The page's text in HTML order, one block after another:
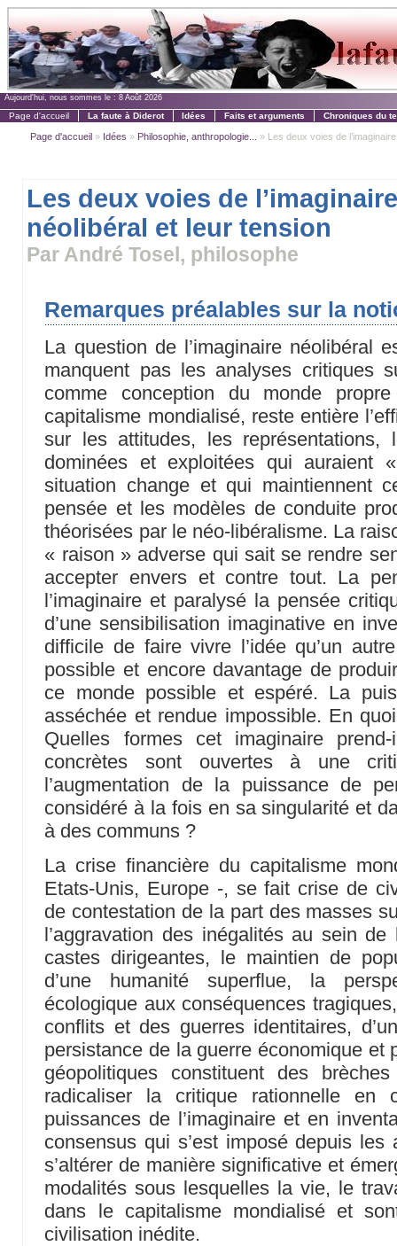
Aujourd'hui, nous sommes le : 8 Août 2026
Page d'accueil La faute à Diderot Idées Faits et arguments Chroniques du
Page d'accueil » Idées » Philosophie, anthropologie... » Les deux voies de
Les deux voies de
néolibéral et leur tension
Par André Tosel, philosophe
Remarques préalables sur la
La question de l’imaginaire néolibéral
manquent pas les analyses critiques
comme conception du monde
capitalisme mondialisé, reste entière
sur les attitudes, les représentations,
dominées et exploitées qui
situation change et qui maintiennent
pensée et les modèles de conduite
théorisées par le néo-libéralisme. La
« raison » adverse qui sait se rendre
accepter envers et contre tout. La
l’imaginaire et paralysé la pensée
d’une sensibilisation imaginative en
difficile de faire vivre l’idée qu’un
possible et encore davantage de
ce monde possible et espéré. La
asséchée et rendue impossible. En
Quelles formes cet imaginaire
concrètes sont ouvertes à une
l’augmentation de la puissance de
considéré à la fois en sa singularité et
à des communs ?
La crise financière du capitalisme
Etats-Unis, Europe -, se fait crise de
de contestation de la part des masses
l’aggravation des inégalités au sein
castes dirigeantes, le maintien de
d’une humanité superflue, la
écologique aux conséquences
conflits et des guerres identitaires,
persistance de la guerre économique et
géopolitiques constituent des
radicaliser la critique rationnelle en
puissances de l’imaginaire et en
consensus qui s’est imposé depuis
s’altérer de manière significative et
modalités sous lesquelles la vie, le
dans le capitalisme mondialisé et
civilisation inédite.